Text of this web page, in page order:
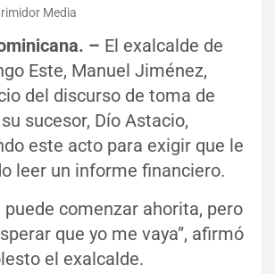
Media
– El exalcalde de
Este, Manuel Jiménez,
del discurso de toma de
sucesor, Dío Astacio,
este acto para exigir que le
leer un informe financiero.
puede comenzar ahorita, pero
que yo me vaya”, afirmó
el exalcalde.